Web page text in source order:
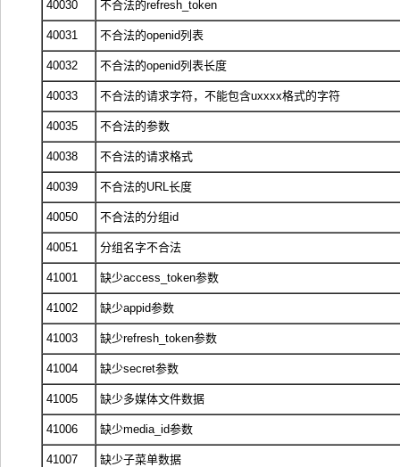
40030 不合法的refresh_token
40031 不合法的openid列表
40032 不合法的openid列表长度
40033 不合法的请求字符，不能包含uxxxx格式的字符
40035 不合法的参数
40038 不合法的请求格式
40039 不合法的URL长度
40050 不合法的分组id
40051 分组名字不合法
41001 缺少access_token参数
41002 缺少appid参数
41003 缺少refresh_token参数
41004 缺少secret参数
41005 缺少多媒体文件数据
41006 缺少media_id参数
41007 缺少子菜单数据